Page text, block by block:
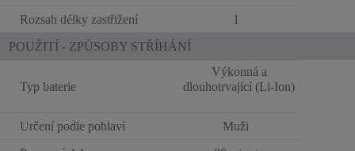
Rozsah délky zastřižení
1
POUŽITÍ - ZPŮSOBY STŘÍHÁNÍ
Typ baterie
Výkonná a
dlouhotrvající (Li-Ion)
Určení podle pohlaví
Muži